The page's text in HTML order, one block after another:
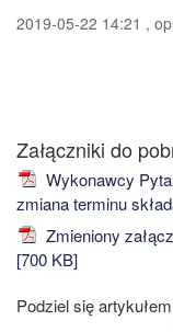
2019-05-22 14:21 ,
Załączniki do
Wykonawcy
zmiana terminu
Zmieniony
[700 KB]
Podziel się artykułem